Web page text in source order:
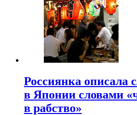
Россиянка описала
в Японии словами
в рабство»